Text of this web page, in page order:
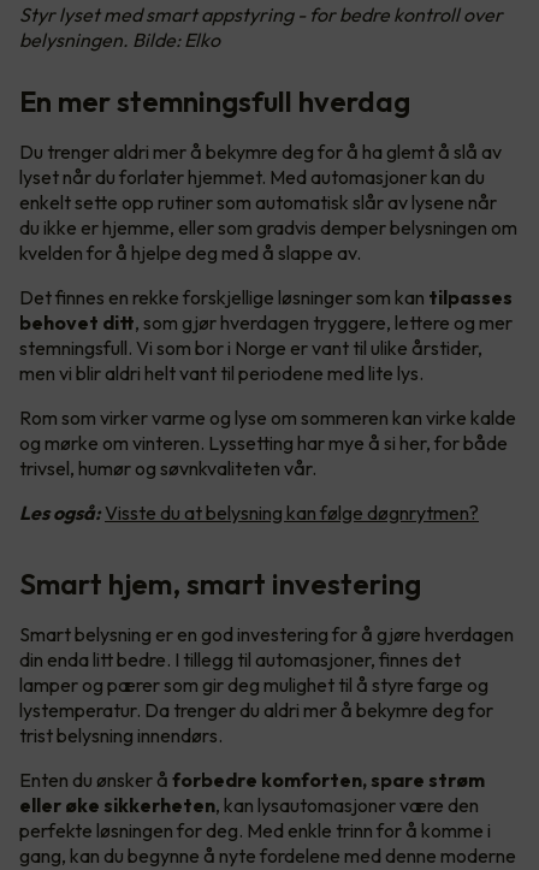
Styr lyset med smart appstyring - for bedre kontroll over
belysningen. Bilde: Elko
En mer stemningsfull hverdag
Du trenger aldri mer å bekymre deg for å ha glemt å slå av
lyset når du forlater hjemmet. Med automasjoner kan du
enkelt sette opp rutiner som automatisk slår av lysene når
du ikke er hjemme, eller som gradvis demper belysningen om
kvelden for å hjelpe deg med å slappe av.
Det finnes en rekke forskjellige løsninger som kan tilpasses
behovet ditt, som gjør hverdagen tryggere, lettere og mer
stemningsfull. Vi som bor i Norge er vant til ulike årstider,
men vi blir aldri helt vant til periodene med lite lys.
Rom som virker varme og lyse om sommeren kan virke kalde
og mørke om vinteren. Lyssetting har mye å si her, for både
trivsel, humør og søvnkvaliteten vår.
Les også: Visste du at belysning kan følge døgnrytmen?
Smart hjem, smart investering
Smart belysning er en god investering for å gjøre hverdagen
din enda litt bedre. I tillegg til automasjoner, finnes det
lamper og pærer som gir deg mulighet til å styre farge og
lystemperatur. Da trenger du aldri mer å bekymre deg for
trist belysning innendørs.
Enten du ønsker å forbedre komforten, spare strøm
eller øke sikkerheten, kan lysautomasjoner være den
perfekte løsningen for deg. Med enkle trinn for å komme i
gang, kan du begynne å nyte fordelene med denne moderne